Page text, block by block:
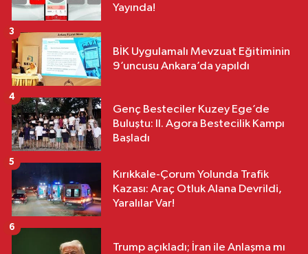
Yayında!
BİK Uygulamalı Mevzuat Eğitiminin
9’uncusu Ankara’da yapıldı
3
Genç Besteciler Kuzey Ege’de
Buluştu: II. Agora Bestecilik Kampı
Başladı
4
Kırıkkale-Çorum Yolunda Trafik
Kazası: Araç Otluk Alana Devrildi,
Yaralılar Var!
5
Trump açıkladı; İran ile Anlaşma mı
6